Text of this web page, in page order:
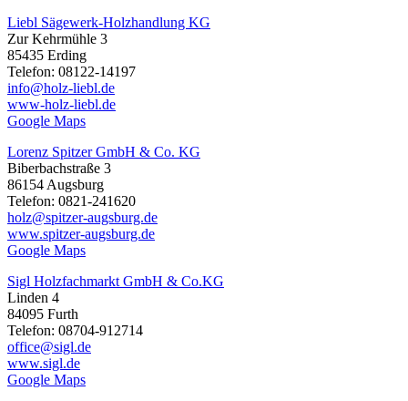
Liebl Sägewerk-Holzhandlung KG
Zur Kehrmühle 3
85435 Erding
Telefon: 08122-14197
info@holz-liebl.de
www-holz-liebl.de
Google Maps
Lorenz Spitzer GmbH & Co. KG
Biberbachstraße 3
86154 Augsburg
Telefon: 0821-241620
holz@spitzer-augsburg.de
www.spitzer-augsburg.de
Google Maps
Sigl Holzfachmarkt GmbH & Co.KG
Linden 4
84095 Furth
Telefon: 08704-912714
office@sigl.de
www.sigl.de
Google Maps